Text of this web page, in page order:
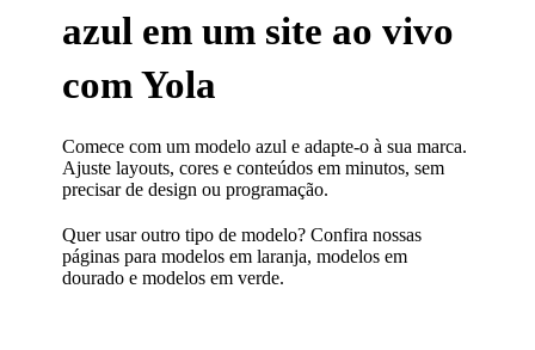
azul em um site ao vivo
com Yola
Comece com um modelo azul e adapte-o à sua marca.
Ajuste layouts, cores e conteúdos em minutos, sem
precisar de design ou programação.
Quer usar outro tipo de modelo? Confira nossas
páginas paramodelos em laranja,modelos em
dourado emodelos em verde.